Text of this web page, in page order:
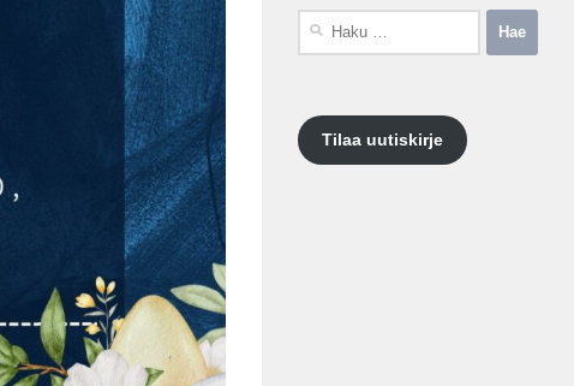
Tilaa uutiskirje